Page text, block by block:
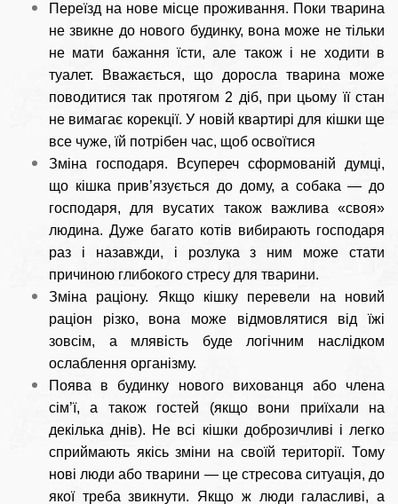
Переїзд на нове місце проживання. Поки тварина
не звикне до нового будинку, вона може не тільки
не мати бажання їсти, але також і не ходити в
туалет. Вважається, що доросла тварина може
поводитися так протягом 2 діб, при цьому її стан
не вимагає корекції. У новій квартирі для кішки ще
все чуже, їй потрібен час, щоб освоїтися
Зміна господаря. Всупереч сформованій думці,
що кішка прив’язується до дому, а собака — до
господаря, для вусатих також важлива «своя»
людина. Дуже багато котів вибирають господаря
раз і назавжди, і розлука з ним може стати
причиною глибокого стресу для тварини.
Зміна раціону. Якщо кішку перевели на новий
раціон різко, вона може відмовлятися від їжі
зовсім, а млявість буде логічним наслідком
ослаблення організму.
Поява в будинку нового вихованця або члена
сім’ї, а також гостей (якщо вони приїхали на
декілька днів). Не всі кішки доброзичливі і легко
сприймають якісь зміни на своїй території. Тому
нові люди або тварини — це стресова ситуація, до
якої треба звикнути. Якщо ж люди галасливі, а